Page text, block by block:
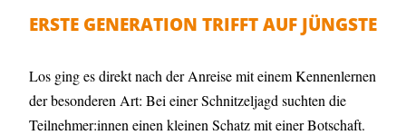
ERSTE GENERATION TRIFFT AUF JÜNGSTE
Los ging es direkt nach der Anreise mit einem Kennenlernen
der besonderen Art: Bei einer Schnitzeljagd suchten die
Teilnehmer:innen einen kleinen Schatz mit einer Botschaft.